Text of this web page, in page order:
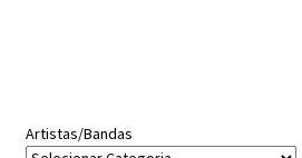
Artistas/Bandas